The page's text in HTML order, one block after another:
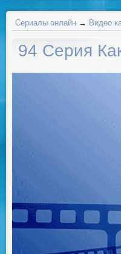
Сериалы онлайн → Видео
94 Серия